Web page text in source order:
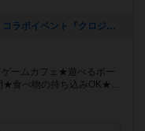
[NEW] 「くろげん様」×「ボードジェンヌ」コラボイベント『クロジェンヌ会』（2021年02月13日 14時21分）
ゲームカフェ★遊べるボー
★食べ物の持ち込みOK★...